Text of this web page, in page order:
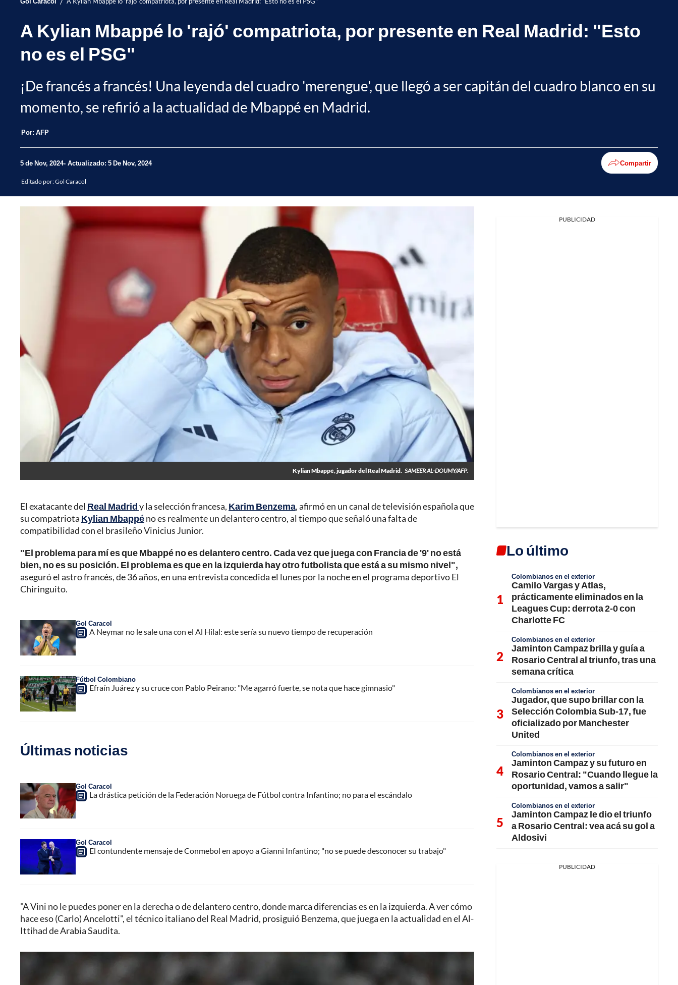
A Kylian Mbappé lo 'rajó' compatriota, por presente en Real Madrid: "Esto
no es el PSG"
¡De francés a francés! Una leyenda del cuadro 'merengue', que llegó a ser capitán del cuadro blanco en su
momento, se refirió a la actualidad de Mbappé en Madrid.
Por: AFP
5 de Nov, 2024 Actualizado: 5 De Nov, 2024 Compartir
Editado por:Gol Caracol
Kylian Mbappé, jugador del Real Madrid. SAMEER AL-DOUMY/AFP.
El exatacante del Real Madridy la selección francesa, Karim Benzema, afirmó en un canal de televisión española que
su compatriota Kylian Mbappéno es realmente un delantero centro, al tiempo que señaló una falta de
compatibilidad con el brasileño Vinicius Junior.
"El problema para mí es que Mbappé no es delantero centro. Cada vez que juega con Francia de '9' no está
bien, no es su posición. El problema es que en la izquierda hay otro futbolista que está a su mismo nivel",
aseguró el astro francés, de 36 años, en una entrevista concedida el lunes por la noche en el programa deportivo El
Chiringuito.
Gol Caracol
A Neymar no le sale una con el Al Hilal: este sería su nuevo tiempo de recuperación
Fútbol Colombiano
Efraín Juárez y su cruce con Pablo Peirano: "Me agarró fuerte, se nota que hace gimnasio"
Últimas noticias
Gol Caracol
La drástica petición de la Federación Noruega de Fútbol contra Infantino; no para el escándalo
Gol Caracol
El contundente mensaje de Conmebol en apoyo a Gianni Infantino; "no se puede desconocer su trabajo"
"A Vini no le puedes poner en la derecha o de delantero centro, donde marca diferencias es en la izquierda. A ver cómo
hace eso (Carlo) Ancelotti", el técnico italiano del Real Madrid, prosiguió Benzema, que juega en la actualidad en el Al-
Ittihad de Arabia Saudita.
PUBLICIDAD
Lo último
Colombianos en el exterior
Camilo Vargas y Atlas,
prácticamente eliminados en la
Leagues Cup: derrota 2-0 con
Charlotte FC
Colombianos en el exterior
Jaminton Campaz brilla y guía a
Rosario Central al triunfo, tras una
semana crítica
Colombianos en el exterior
Jugador, que supo brillar con la
Selección Colombia Sub-17, fue
oficializado por Manchester
United
Colombianos en el exterior
Jaminton Campaz y su futuro en
Rosario Central: "Cuando llegue la
oportunidad, vamos a salir"
Colombianos en el exterior
Jaminton Campaz le dio el triunfo
a Rosario Central: vea acá su gol a
Aldosivi
PUBLICIDAD